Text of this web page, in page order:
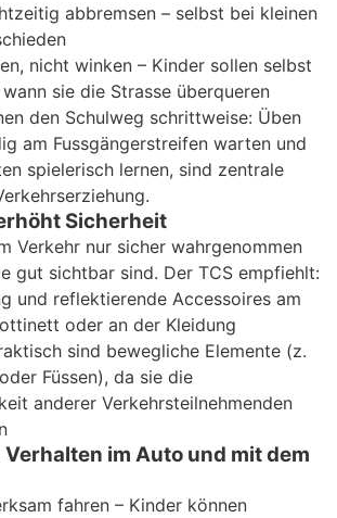
abbremsen – selbst bei kleinen
nicht winken – Kinder sollen selbst
sie die Strasse überqueren
den Schulweg schrittweise: Üben
am Fussgängerstreifen warten und
spielerisch lernen, sind zentrale
Sicherheit
Verkehr nur sicher wahrgenommen
gut sichtbar sind. Der TCS empfiehlt:
und reflektierende Accessoires am
oder an der Kleidung
sind bewegliche Elemente (z.
Füssen), da sie die
anderer Verkehrsteilnehmenden
im Auto und mit dem
fahren – Kinder können